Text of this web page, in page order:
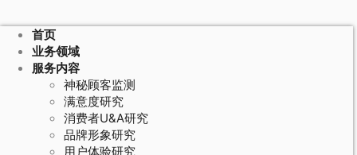
首页
业务领域
服务内容
神秘顾客监测
满意度研究
消费者U&A研究
品牌形象研究
用户体验研究